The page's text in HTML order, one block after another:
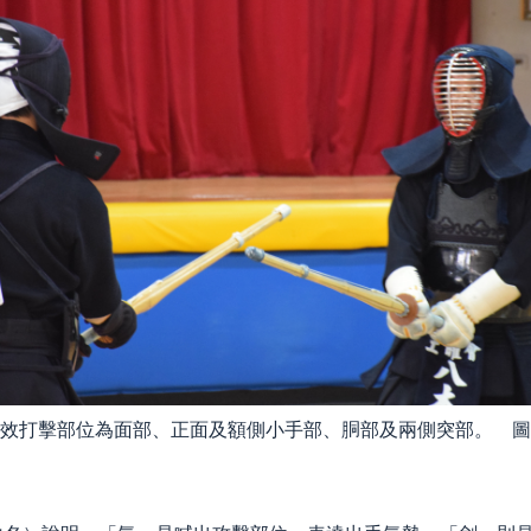
打擊部位為面部、正面及額側小手部、胴部及兩側突部。